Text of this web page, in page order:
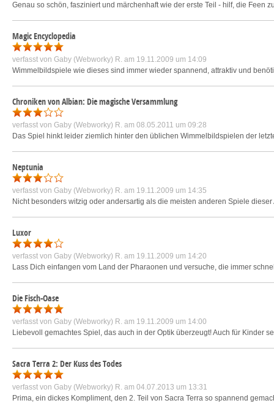
Genau so schön, fasziniert und märchenhaft wie der erste Teil - hilf, die Feen
Magic Encyclopedia
verfasst von Gaby (Webworky) R. am 19.11.2009 um 14:09
Wimmelbildspiele wie dieses sind immer wieder spannend, attraktiv und
Chroniken von Albian: Die magische Versammlung
verfasst von Gaby (Webworky) R. am 08.05.2011 um 09:28
Das Spiel hinkt leider ziemlich hinter den üblichen Wimmelbildspielen der
Neptunia
verfasst von Gaby (Webworky) R. am 19.11.2009 um 14:35
Nicht besonders witzig oder andersartig als die meisten anderen Spiele
Luxor
verfasst von Gaby (Webworky) R. am 19.11.2009 um 14:20
Lass Dich einfangen vom Land der Pharaonen und versuche, die immer
Die Fisch-Oase
verfasst von Gaby (Webworky) R. am 19.11.2009 um 14:00
Liebevoll gemachtes Spiel, das auch in der Optik überzeugt! Auch für Kinder
Sacra Terra 2: Der Kuss des Todes
verfasst von Gaby (Webworky) R. am 04.07.2013 um 13:31
Prima, ein dickes Kompliment, den 2. Teil von Sacra Terra so spannend